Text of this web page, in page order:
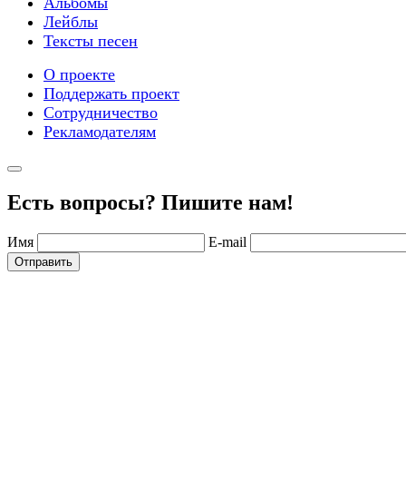
Лейблы
Тексты песен
О проекте
Поддержать проект
Сотрудничество
Рекламодателям
Есть вопросы? Пишите нам!
Имя E-mail